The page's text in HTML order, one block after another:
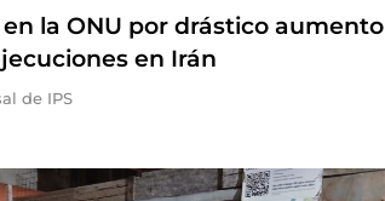
la ONU por drástico aumento
en Irán
de IPS